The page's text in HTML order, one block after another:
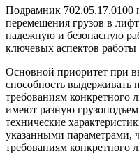
Подрамник 702.05.17.0100
перемещения грузов в
надежную и безопасную
ключевых аспектов
Основной приоритет при
способность выдерживать
требованиям конкретного
имеют разную
технические
указанными параметрами,
требованиям конкретного